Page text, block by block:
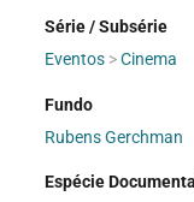
Série / Subsérie
Eventos >Cinema
Fundo
Rubens Gerchman
Espécie Documental